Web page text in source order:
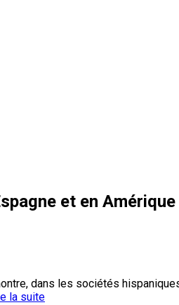
et en
dans les sociétés
la suite